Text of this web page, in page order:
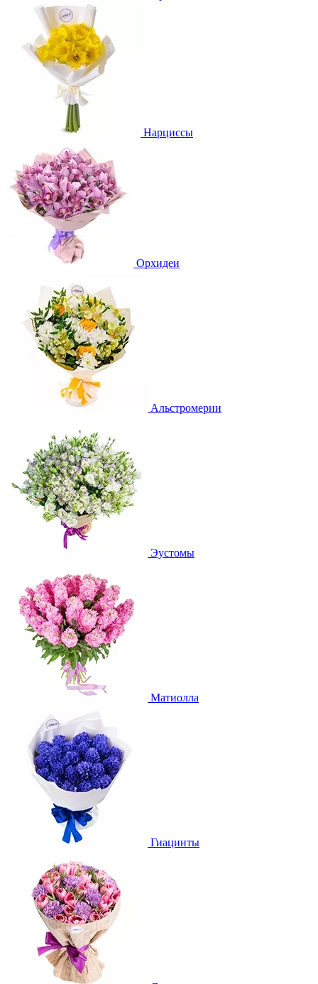
Нарциссы
Орхидеи
Альстромерии
Эустомы
Матиолла
Гиацинты